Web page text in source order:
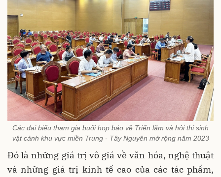
Các đại biểu tham gia buổi họp báo về Triển lãm và hội thi sinh
vật cảnh khu vực miền Trung - Tây Nguyên mở rộng năm 2023
Đó là những giá trị vô giá về văn hóa, nghệ thuật
và những giá trị kinh tế cao của các tác phẩm,